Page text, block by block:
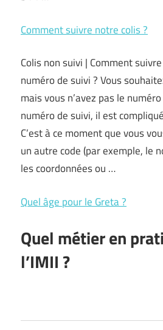
Comment suivre notre colis ?
Colis non suivi | Comment
numéro de suivi ? Vous
mais vous n’avez pas le
numéro de suivi, il est
C’est à ce moment que vous
un autre code (par exemple, le
les coordonnées ou …
Quel âge pour le Greta ?
Quel métier en
l’IMII ?